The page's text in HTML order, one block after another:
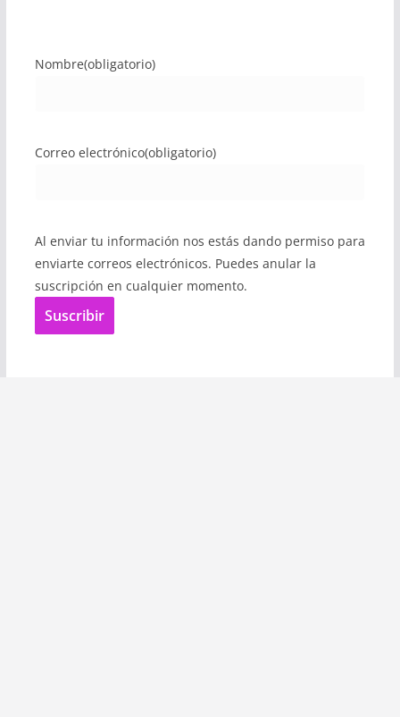
Nombre(obligatorio)
Correo electrónico(obligatorio)
Al enviar tu información nos estás dando permiso para
enviarte correos electrónicos. Puedes anular la
suscripción en cualquier momento.
Suscribir